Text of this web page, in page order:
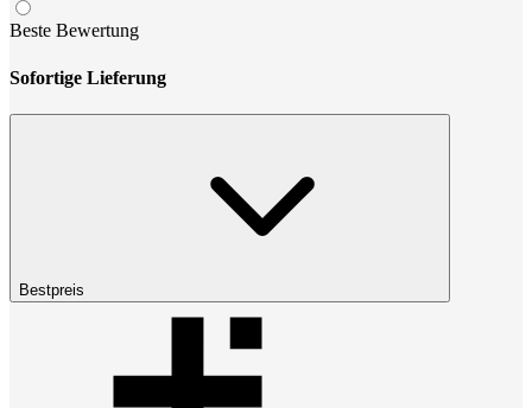
Beste Bewertung
Sofortige Lieferung
Bestpreis